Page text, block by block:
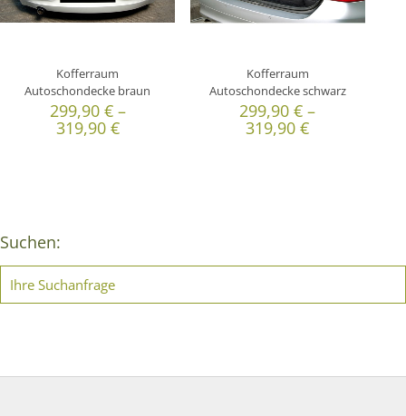
Kofferraum
Autoschondecke braun
299,90 €–
319,90 €
Kofferraum
Autoschondecke schwarz
299,90€ –
319,90€
Suchen: